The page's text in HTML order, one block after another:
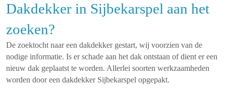
Dakdekker in Sijbekarspel aan het
zoeken?
De zoektocht naar een dakdekker gestart, wij voorzien van de
nodige informatie. Is er schade aan het dak ontstaan of dient er een
nieuw dak geplaatst te worden. Allerlei soorten werkzaamheden
worden door een dakdekker Sijbekarspel opgepakt.